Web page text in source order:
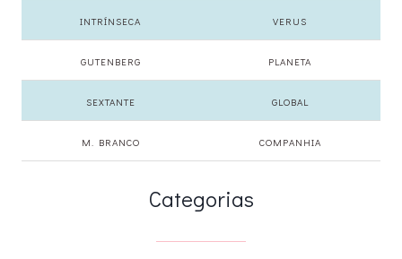
INTRÍNSECA VERUS
GUTENBERG PLANETA
SEXTANTE GLOBAL
M. BRANCO COMPANHIA
Categorias